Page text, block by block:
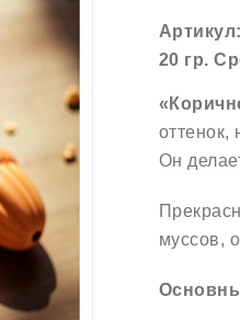
20 гр.
Он
муссов,